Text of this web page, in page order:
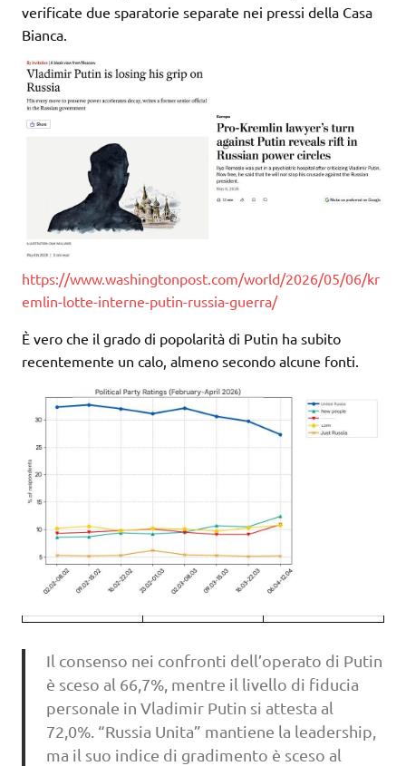
verificate due sparatorie separate nei pressi della Casa
Bianca.
https://www.washingtonpost.com/world/2026/05/06/kr
emlin-lotte-interne-putin-russia-guerra/
È vero che il grado di popolarità di Putin ha subito
recentemente un calo, almeno secondo alcune fonti.
Il consenso nei confronti dell’operato di Putin
è sceso al 66,7%, mentre il livello di fiducia
personale in Vladimir Putin si attesta al
72,0%. “Russia Unita” mantiene la leadership,
ma il suo indice di gradimento è sceso al